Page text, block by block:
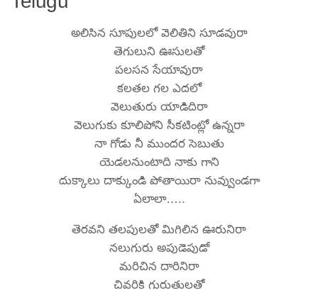
అలిసిన సూపులలో వెలితిని సూడవురా
తెగులుని ఊసులతో
పలసన సేయావురా
కలతల గల ఎదలో
వెలుతురు యాడిదిరా
వెలుగుకు కూలిపోని సీకటింట్లో ఉన్నరా
నా గోడు నీ ముందర సెబుతు
యెడలనుంటాది నాకు గాని
దుక్కాలు దాక్కుండి పోతాయిరా నువ్వుండగా
ఏలాలా…..
తెరవని తలపులతో మిగిలిన ఊరునిరా
నలుగురు అపుడెపుడో
మరిచిన దారినిరా
చివరికి గురుతులతో